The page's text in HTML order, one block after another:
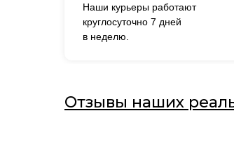
Наши курьеры работают
круглосуточно 7 дней
в неделю.
Отзывы наших